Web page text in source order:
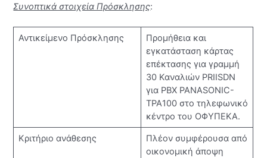
Συνοπτικά στοιχεία Πρόσκλησης:
Αντικείμενο Πρόσκλησης
Προμήθεια και
εγκατάσταση κάρτας
επέκτασης για γραμμή
30 Καναλιών PRIISDN
για PBX PANASONIC-
TPA100 στο τηλεφωνικό
κέντρο του ΟΦΥΠΕΚΑ.
Κριτήριο ανάθεσης
Πλέον συμφέρουσα από
οικονομική άποψη